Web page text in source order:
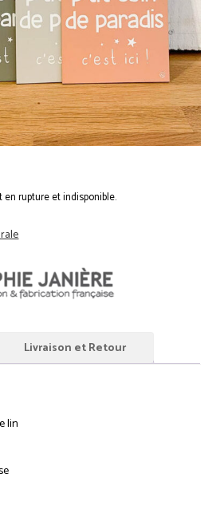
rupture et indisponible.
Livraison et Retour
lin